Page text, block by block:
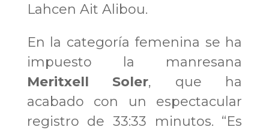
Lahcen Ait Alibou.
En la categoría femenina se ha
impuesto la manresana
Meritxell Soler, que ha
acabado con un espectacular
registro de 33:33 minutos. “Es